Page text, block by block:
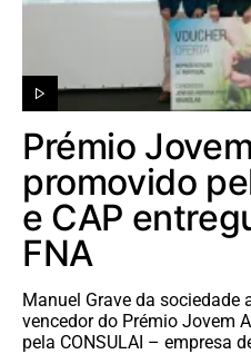
Prémio
promovido
e CAP
FNA
Manuel Grave da sociedade
vencedor do Prémio Jovem
pela CONSULAI – empresa